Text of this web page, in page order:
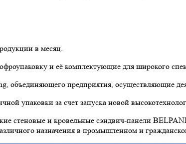
в месяц.
и её комплектующие для широкого
объединяющего предприятия, осуществляющие
упаковки за счет запуска новой
стеновые и кровельные сэндвич-панели
назначения в промышленном и